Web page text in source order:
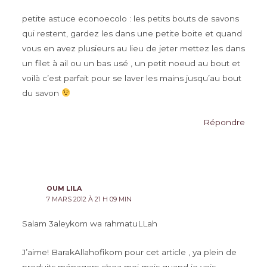
petite astuce econoecolo : les petits bouts de savons
qui restent, gardez les dans une petite boite et quand
vous en avez plusieurs au lieu de jeter mettez les dans
un filet à ail ou un bas usé , un petit noeud au bout et
voilà c’est parfait pour se laver les mains jusqu’au bout
du savon
Répondre
OUM LILA
7 MARS 2012 À 21 H 09 MIN
Salam 3aleykom wa rahmatuLLah
J’aime! BarakAllahofikom pour cet article , ya plein de